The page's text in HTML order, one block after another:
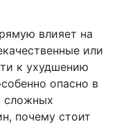
влияет на
или
к ухудшению
опасно в
сложных
почему стоит